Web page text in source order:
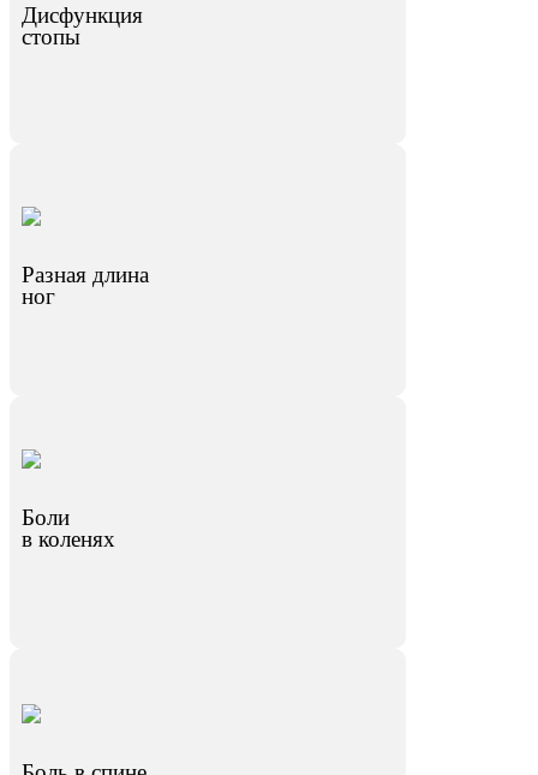
Дисфункция
стопы
Разная длина
ног
Боли
в коленях